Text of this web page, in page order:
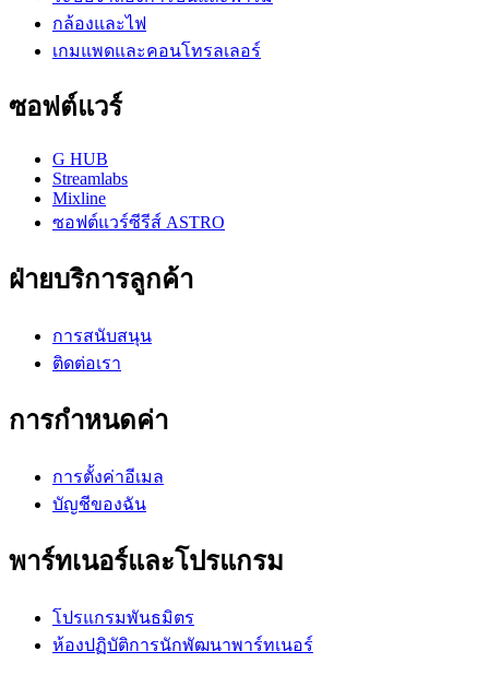
กล้องและไฟ
เกมแพดและคอนโทรลเลอร์
ซอฟต์แวร์
G HUB
Streamlabs
Mixline
ซอฟต์แวร์ซีรีส์ ASTRO
ฝ่ายบริการลูกค้า
การสนับสนุน
ติดต่อเรา
การกำหนดค่า
การตั้งค่าอีเมล
บัญชีของฉัน
พาร์ทเนอร์และโปรแกรม
โปรแกรมพันธมิตร
ห้องปฏิบัติการนักพัฒนาพาร์ทเนอร์